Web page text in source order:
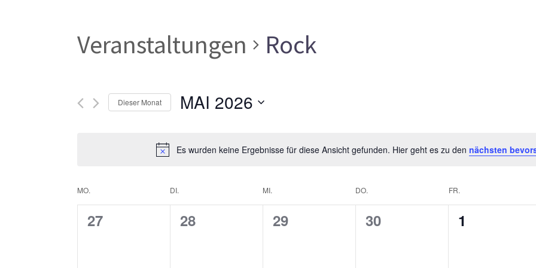
Es wurden keine Ergebnisse für diese Ansicht gefunden. Hier geht es zu den nächsten
Veranstaltungen Rock
Dieser Monat MAI 2026
Kalender
von
MO. DI. MI. DO. FR.
0
27
0
28
0
29
0
30
0
1